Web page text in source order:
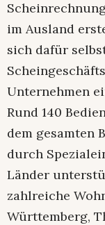
im Ausland
sich dafür
Unternehmen
Rund 140
dem gesamten
durch
Länder
zahlreiche
Württemberg,